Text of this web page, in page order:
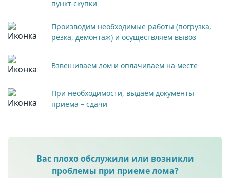
пункт скупки
Производим необходимые работы (погрузка,
резка, демонтаж) и осуществляем вывоз
Взвешиваем лом и оплачиваем на месте
При необходимости, выдаем документы
приема – сдачи
Вас плохо обслужили или возникли
проблемы при приеме лома?